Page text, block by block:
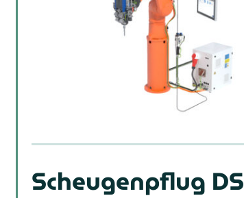
Scheugenpflug DS